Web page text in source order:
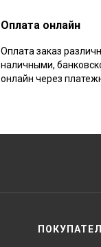
Оплата онлайн
Оплата заказ
наличными,
онлайн через